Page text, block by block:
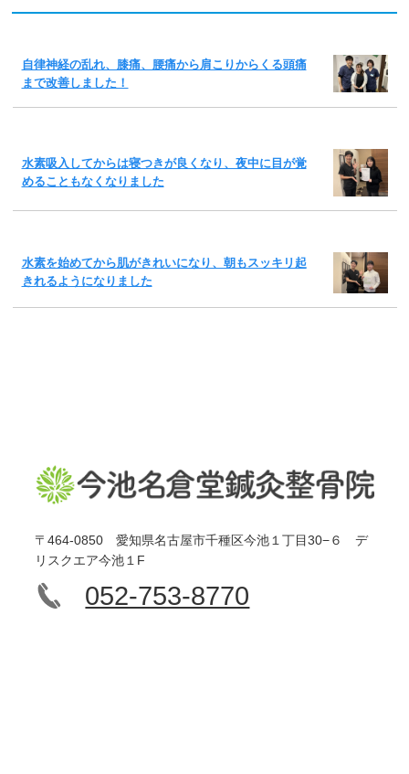
自律神経の乱れ、膝痛、腰痛から肩こりからくる頭痛
まで改善しました！
水素吸入してからは寝つきが良くなり、夜中に目が覚
めることもなくなりました
水素を始めてから肌がきれいになり、朝もスッキリ起
きれるようになりました
〒464-0850 愛知県名古屋市千種区今池１丁目30−６ デ
リスクエア今池１F
052-753-8770